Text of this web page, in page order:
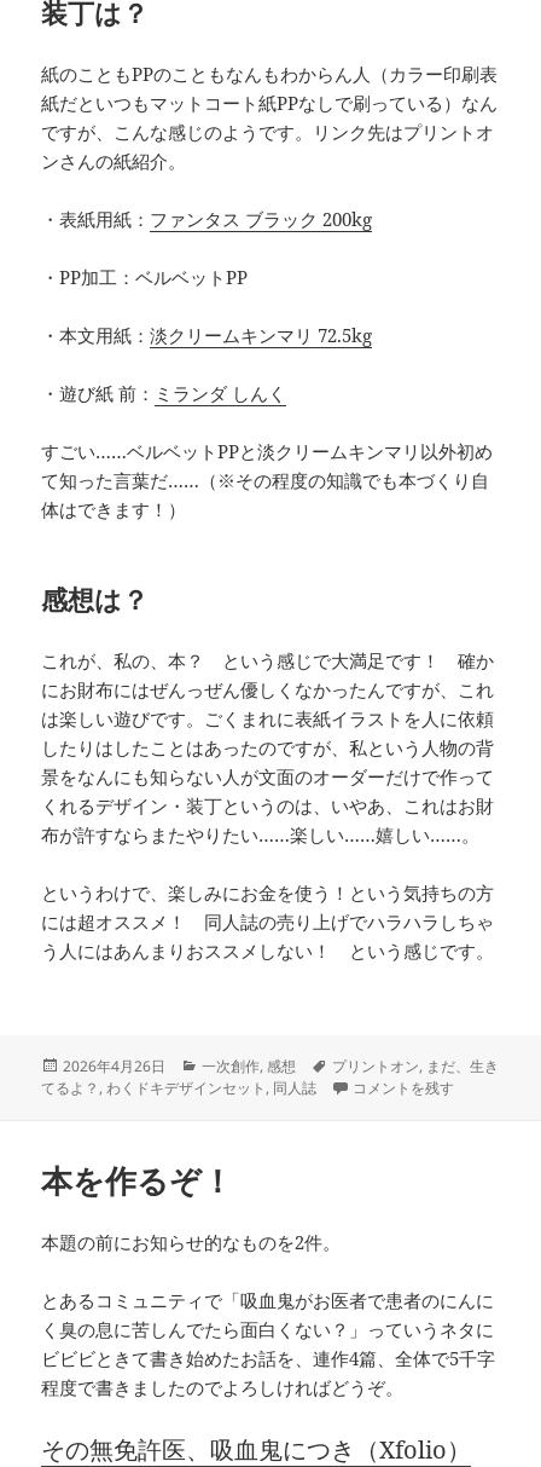
装丁は？
紙のこともPPのこともなんもわからん人（カラー印刷表
紙だといつもマットコート紙PPなしで刷っている）なん
ですが、こんな感じのようです。リンク先はプリントオ
ンさんの紙紹介。
・表紙用紙： ファンタス ブラック 200kg
・PP加工：ベルベットPP
・本文用紙：淡クリームキンマリ 72.5kg
・遊び紙 前： ミランダ しんく
すごい……ベルベットPPと淡クリームキンマリ以外初め
て知った言葉だ……（※その程度の知識でも本づくり自
体はできます！）
感想は？
これが、私の、本？ という感じで大満足です！ 確か
にお財布にはぜんっぜん優しくなかったんですが、これ
は楽しい遊びです。ごくまれに表紙イラストを人に依頼
したりはしたことはあったのですが、私という人物の背
景をなんにも知らない人が文面のオーダーだけで作って
くれるデザイン・装丁というのは、いやあ、これはお財
布が許すならまたやりたい……楽しい……嬉しい……。
というわけで、楽しみにお金を使う！という気持ちの方
には超オススメ！ 同人誌の売り上げでハラハラしちゃ
う人にはあんまりおススメしない！ という感じです。
投
稿
2026年4月26日
カ
テ
一次創作,感想
タ
グ
プリントオン, まだ、生き
てるよ？ ,わくドキデザインセット , 同人誌 わくドキデザインセットを
コメントを残す
本を作るぞ！
本題の前にお知らせ的なものを2件。
とあるコミュニティで「吸血鬼がお医者で患者のにんに
く臭の息に苦しんでたら面白くない？」っていうネタに
ビビビときて書き始めたお話を、連作4篇、全体で5千字
程度で書きましたのでよろしければどうぞ。
その無免許医、吸血鬼につき（Xfolio）